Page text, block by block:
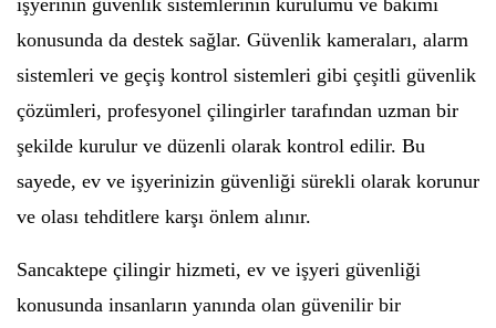
işyerinin güvenlik sistemlerinin kurulumu ve bakımı
konusunda da destek sağlar. Güvenlik kameraları, alarm
sistemleri ve geçiş kontrol sistemleri gibi çeşitli güvenlik
çözümleri, profesyonel çilingirler tarafından uzman bir
şekilde kurulur ve düzenli olarak kontrol edilir. Bu
sayede, ev ve işyerinizin güvenliği sürekli olarak korunur
ve olası tehditlere karşı önlem alınır.
Sancaktepe çilingir hizmeti, ev ve işyeri güvenliği
konusunda insanların yanında olan güvenilir bir